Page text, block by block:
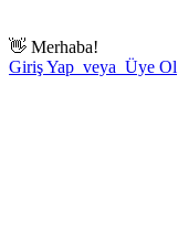
👋 Merhaba!
Giriş Yap veya Üye Ol